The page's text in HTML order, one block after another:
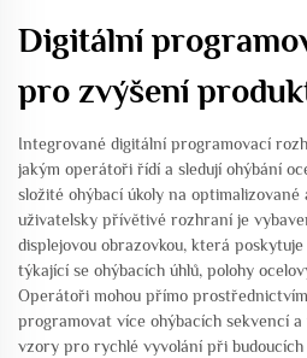
Digitální
pro zvýšení
Integrované digitální programovací
jakým operátoři řídí a sledují ohýbání
složité ohýbací úkoly na
uživatelsky přívětivé rozhraní je
displejovou obrazovkou, která
týkající se ohýbacích úhlů, polohy
Operátoři mohou přímo
programovat více ohýbacích sekvencí
vzory pro rychlé vyvolání při